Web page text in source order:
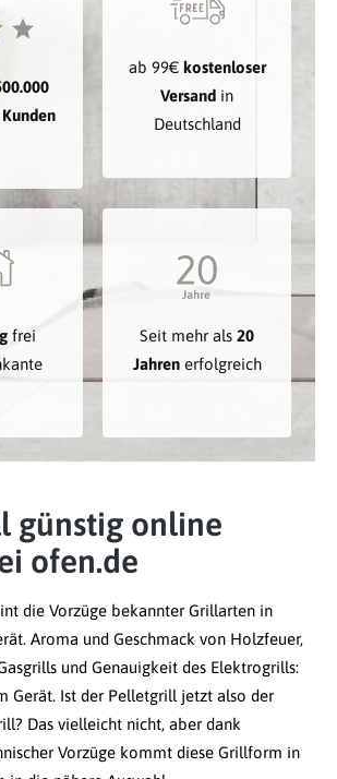
Kunden
ab 99€ kostenloser
Versand in
Deutschland
frei
Seit mehr als 20
Jahrenerfolgreich
günstig online
ofen.de
die Vorzüge bekannter Grillarten in
Aroma und Geschmack von Holzfeuer,
und Genauigkeit des Elektrogrills:
Gerät. Ist der Pelletgrill jetzt also der
Das vielleicht nicht, aber dank
Vorzüge kommt diese Grillform in